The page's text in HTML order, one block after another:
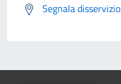
Segnala disservizio